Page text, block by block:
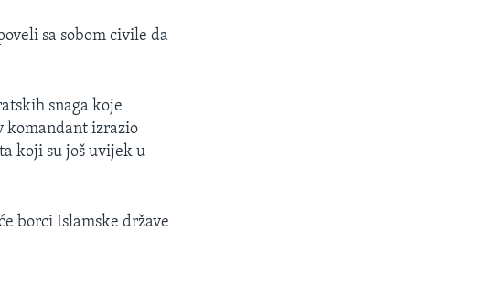
sa sobom civile da
snaga koje
komandant izrazio
koji su još uvijek u
borci Islamske države